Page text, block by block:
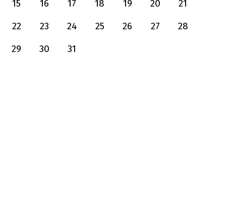
15
16 17 18 19 20
21
22
23 24 25 26 27
28
29
30 31